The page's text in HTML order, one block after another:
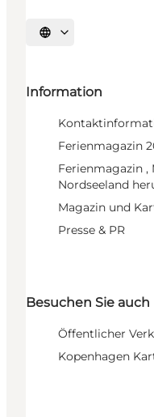
Sprache auswählen
Information
Ferienmagazin
Ferienmagazin
Nordseeland
Magazin und
Presse & PR
Besuchen Sie auch
Öffentlicher
Kopenhagen